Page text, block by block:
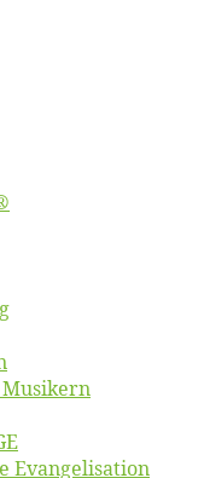
Evangelisation